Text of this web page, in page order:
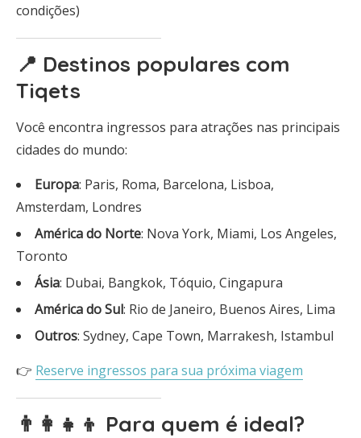
condições)
📍 Destinos populares com
Tiqets
Você encontra ingressos para atrações nas principais
cidades do mundo:
Europa: Paris, Roma, Barcelona, Lisboa,
Amsterdam, Londres
América do Norte: Nova York, Miami, Los Angeles,
Toronto
Ásia: Dubai, Bangkok, Tóquio, Cingapura
América do Sul: Rio de Janeiro, Buenos Aires, Lima
Outros: Sydney, Cape Town, Marrakesh, Istambul
👉 Reserve ingressos para sua próxima viagem
👨‍👩‍👧‍👦 Para quem é ideal?